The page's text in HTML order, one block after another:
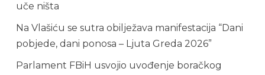
uče ništa
Na Vlašiću se sutra obilježava manifestacija “Dani
pobjede, dani ponosa – Ljuta Greda 2026”
Parlament FBiH usvojio uvođenje boračkog